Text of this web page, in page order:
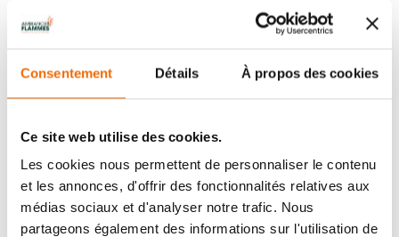
Consentement Détails À propos des cookies
Ce site web utilise des cookies.
Les cookies nous permettent de personnaliser le contenu
et les annonces, d'offrir des fonctionnalités relatives aux
médias sociaux et d'analyser notre trafic. Nous
partageons également des informations sur l'utilisation de
Un projet de flamme sur-mesure
Profitez d’une visite technique gratuite pendant
laquelle nos Technicien Conseil prennent de
mesures, étudient votre conduit s’il existe, vérifient
les arrivées d’air ou bien encore accèdent à vos
comblent pour examiner l’installation existante.